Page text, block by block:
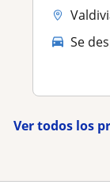
Se
Ver todos los